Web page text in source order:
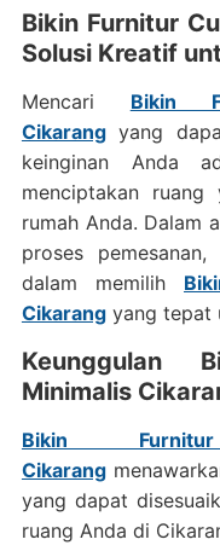
Bikin Furnitur
Solusi Kreatif
Mencari Bikin
Cikarangyang
keinginan Anda
menciptakan
rumah Anda. Dalam
proses
dalam memilih
Cikarangyang tepat
Keunggulan
Minimalis
Bikin
Cikarang
yang dapat
ruang Anda di